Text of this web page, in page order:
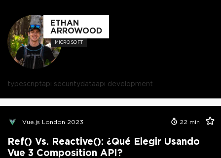
ETHAN
ARROWOOD
MICROSOFT
typescriptapi securitydataapi development
Vue.js London 2023 22 min
Ref() Vs. Reactive(): ¿Qué Elegir Usando
Vue 3 Composition API?